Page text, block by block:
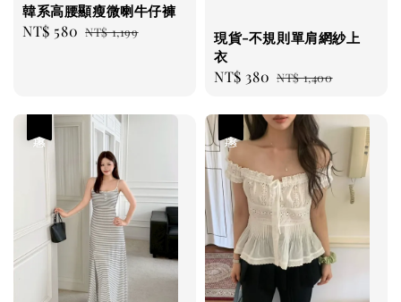
韓系高腰顯瘦微喇牛仔褲
Sale
NT$ 580 Regular
NT$ 1,199
現貨-不規則單肩網紗上
衣
Sale
NT$ 380 Regular
NT$ 1,400